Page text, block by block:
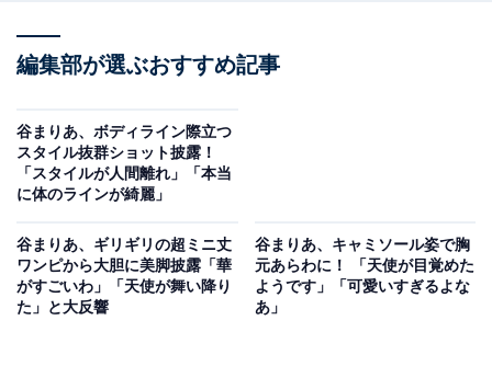
編集部が選ぶおすすめ記事
谷まりあ、ボディライン際立つ
スタイル抜群ショット披露！
「スタイルが人間離れ」「本当
に体のラインが綺麗」
谷まりあ、ギリギリの超ミニ丈
ワンピから大胆に美脚披露「華
がすごいわ」「天使が舞い降り
た」と大反響
谷まりあ、キャミソール姿で胸
元あらわに！ 「天使が目覚めた
ようです」「可愛いすぎるよな
あ」